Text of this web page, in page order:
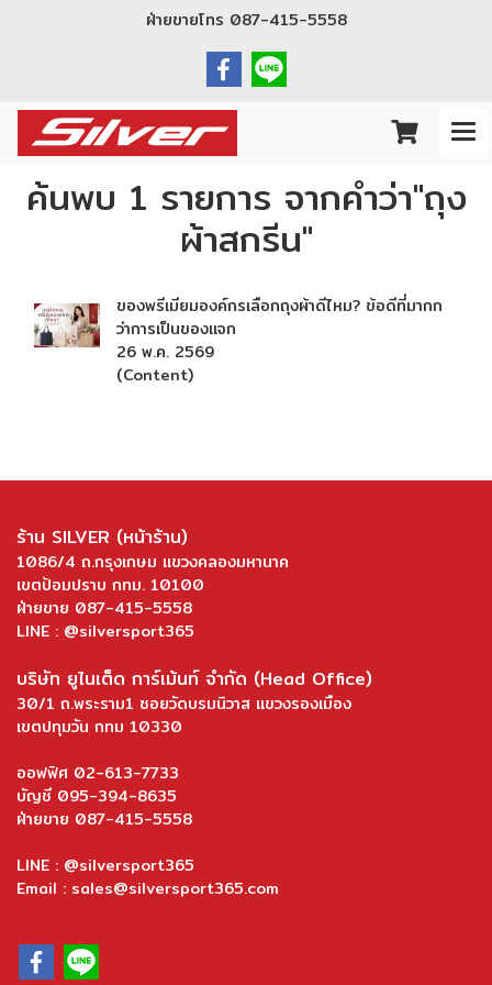
ฝ่ายขายโทร 087-415-5558
ค้นพบ 1 รายการ จากคำว่า"ถุง
ผ้าสกรีน"
ของพรีเมียมองค์กรเลือกถุงผ้าดีไหม? ข้อดีที่มากก
ว่าการเป็นของแจก
26 พ.ค. 2569
(Content)
ร้าน SILVER (หน้าร้าน)
1086/4 ถ.กรุงเกษม แขวงคลองมหานาค
เขตป้อมปราบ กทม. 10100
ฝ่ายขาย 087-415-5558
LINE : @silversport365
บริษัท ยูไนเต็ด การ์เม้นท์ จำกัด (Head Office)
30/1 ถ.พระราม1 ซอยวัดบรมนิวาส แขวงรองเมือง
เขตปทุมวัน กทม 10330
ออฟฟิศ 02-613-7733
บัญชี 095-394-8635
ฝ่ายขาย 087-415-5558
LINE : @silversport365
Email : sales@silversport365.com